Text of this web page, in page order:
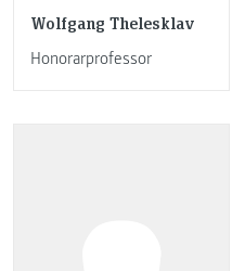
Wolfgang Thelesklav
Honorarprofessor